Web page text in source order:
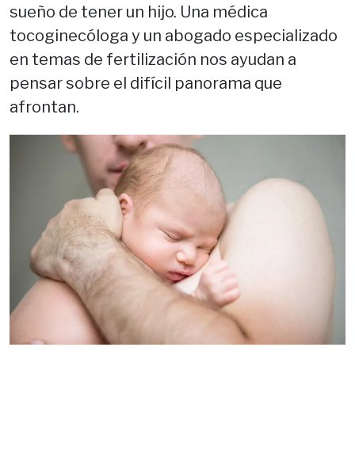
sueño de tener un hijo. Una médica
tocoginecóloga y un abogado especializado
en temas de fertilización nos ayudan a
pensar sobre el difícil panorama que
afrontan.